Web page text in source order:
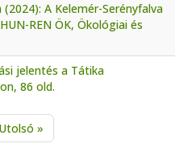
A Kelemér-Serényfalva
REN ÖK, Ökológiai és
jelentés a Tátika
86 old.
oldal
Utolsó »Utolsó oldal